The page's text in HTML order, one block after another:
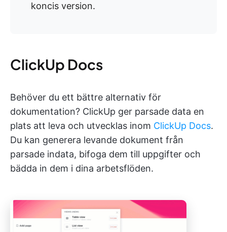
koncis version.
ClickUp Docs
Behöver du ett bättre alternativ för
dokumentation? ClickUp ger parsade data en
plats att leva och utvecklas inom ClickUp Docs.
Du kan generera levande dokument från
parsade indata, bifoga dem till uppgifter och
bädda in dem i dina arbetsflöden.